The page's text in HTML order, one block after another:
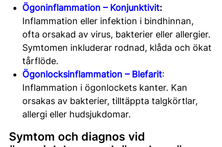
Ögoninflammation – Konjunktivit:
Inflammation eller infektion i bindhinnan,
ofta orsakad av virus, bakterier eller allergier.
Symtomen inkluderar rodnad, klåda och ökat
tårflöde.
Ögonlocksinflammation – Blefarit:
Inflammation i ögonlockets kanter. Kan
orsakas av bakterier, tilltäppta talgkörtlar,
allergi eller hudsjukdomar.
Symtom och diagnos vid